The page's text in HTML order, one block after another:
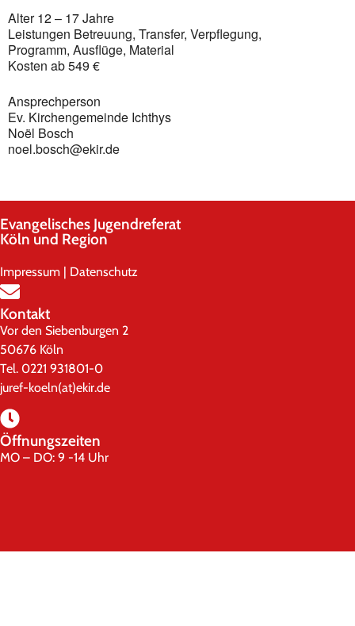
Alter 12 – 17 Jahre
Leistungen Betreuung, Transfer, Verpflegung,
Programm, Ausflüge, Material
Kosten ab 549 €
Ansprechperson
Ev. Kirchengemeinde Ichthys
Noël Bosch
noel.bosch@ekir.de
Evangelisches Jugendreferat
Köln und Region
Impressum | Datenschutz
Kontakt
Vor den Siebenburgen 2
50676 Köln
Tel. 0221 931801-0
juref-koeln(at)ekir.de
Öffnungszeiten
MO – DO: 9 -14 Uhr